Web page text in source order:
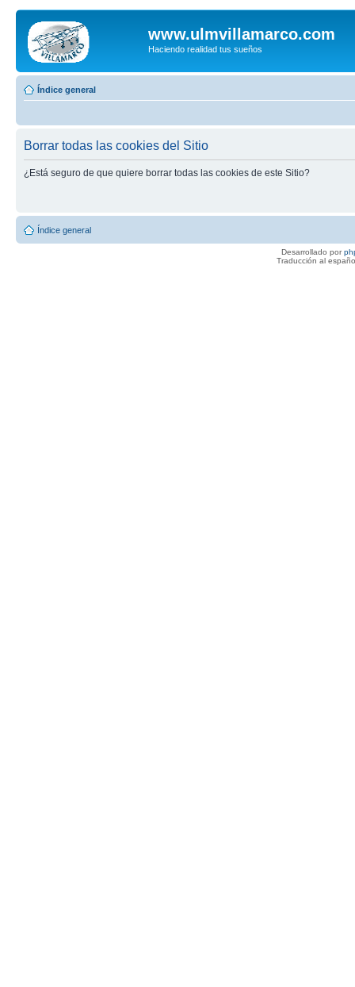
www.ulmvillamarco.com
Haciendo realidad tus sueños
Índice general
Borrar todas las cookies del Sitio
¿Está seguro de que quiere borrar todas las cookies de este Sitio?
Índice general
Desarrollado por
Traducción al